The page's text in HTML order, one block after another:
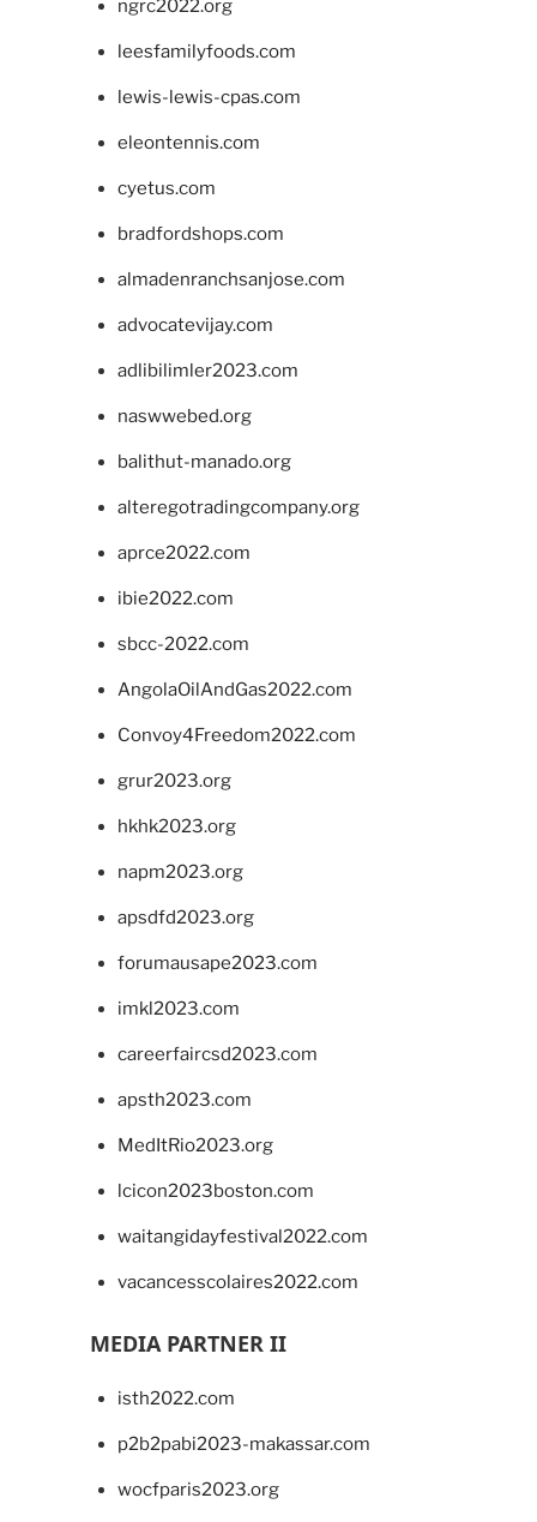
ngrc2022.org
leesfamilyfoods.com
lewis-lewis-cpas.com
eleontennis.com
cyetus.com
bradfordshops.com
almadenranchsanjose.com
advocatevijay.com
adlibilimler2023.com
naswwebed.org
balithut-manado.org
alteregotradingcompany.org
aprce2022.com
ibie2022.com
sbcc-2022.com
AngolaOilAndGas2022.com
Convoy4Freedom2022.com
grur2023.org
hkhk2023.org
napm2023.org
apsdfd2023.org
forumausape2023.com
imkl2023.com
careerfaircsd2023.com
apsth2023.com
MedItRio2023.org
lcicon2023boston.com
waitangidayfestival2022.com
vacancesscolaires2022.com
MEDIA PARTNER II
isth2022.com
p2b2pabi2023-makassar.com
wocfparis2023.org